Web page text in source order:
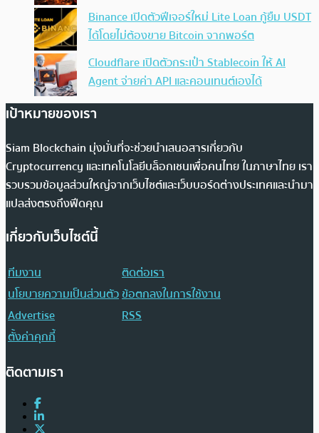
Binance เปิดตัวฟีเจอร์ใหม่ Lite Loan กู้ยืม USDT
ได้โดยไม่ต้องขาย Bitcoin จากพอร์ต
Cloudflare เปิดตัวกระเป๋า Stablecoin ให้ AI
Agent จ่ายค่า API และคอนเทนต์เองได้
เป้าหมายของเรา
Siam Blockchain มุ่งมั่นที่จะช่วยนำเสนอสารเกี่ยวกับ
Cryptocurrency และเทคโนโลยีบล็อกเชนเพื่อคนไทย ในภาษาไทย เรา
รวบรวมข้อมูลส่วนใหญ่จากเว็บไซต์และเว็บบอร์ดต่างประเทศและนำมา
แปลส่งตรงถึงฟีดคุณ
เกี่ยวกับเว็บไซต์นี้
ทีมงาน
ติดต่อเรา
นโยบายความเป็นส่วนตัวข้อตกลงในการใช้งาน
Advertise
RSS
ตั้งค่าคุกกี้
ติดตามเรา